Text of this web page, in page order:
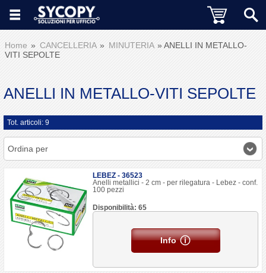
Home CANCELLERIA MINUTERIA
ANELLI IN METALLO-
VITI SEPOLTE
ANELLI IN METALLO-VITI SEPOLTE
Tot. articoli: 9
Ordina per
LEBEZ - 36523
Anelli metallici - 2 cm - per rilegatura - Lebez - conf.
100 pezzi
Disponibilità: 65
Info